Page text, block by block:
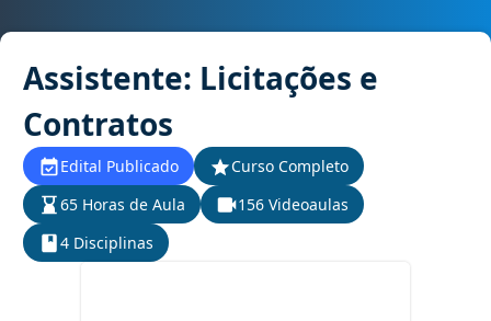
Assistente: Licitações e
Contratos
Edital Publicado
Curso Completo
65 Horas de Aula
156 Videoaulas
4 Disciplinas